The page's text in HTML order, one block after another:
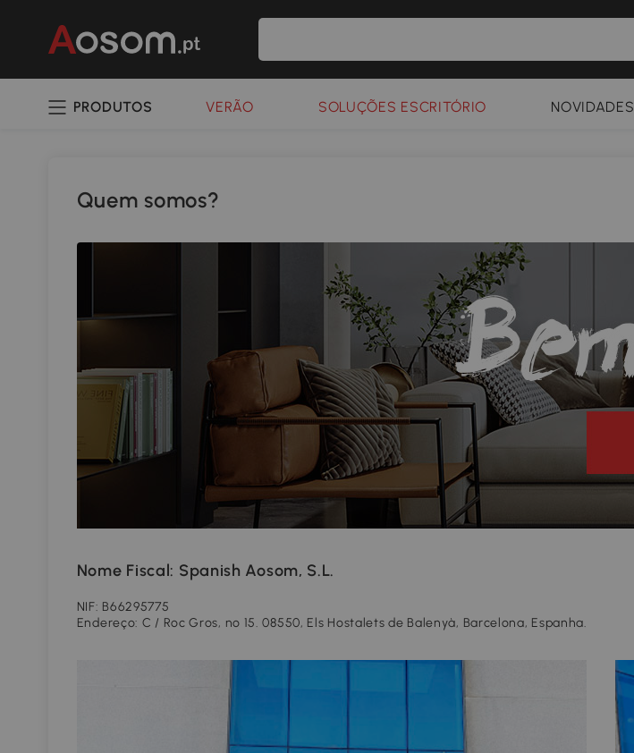
PRODUTOS VERÃO SOLUÇÕES ESCRITÓRIO NOVIDADES
Quem somos?
Nome Fiscal: Spanish Aosom, S.L.
NIF: B66295775
Endereço: C / Roc Gros, nº 15. 08550, Els Hostalets de Balenyà, Barcelona, Espanha.